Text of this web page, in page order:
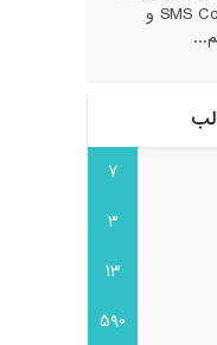
مدار SMS Control و
7
3
13
590